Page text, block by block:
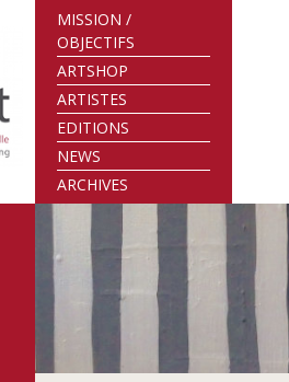
MISSION /
OBJECTIFS
ARTSHOP
ARTISTES
EDITIONS
NEWS
ARCHIVES